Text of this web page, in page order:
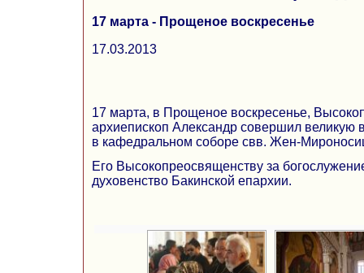
17 марта - Прощеное воскресенье
17.03.2013
17 марта, в Прощеное воскресенье,
архиепископ Александр совершил великую
в кафедральном соборе свв. Жен-
Его Высокопреосвященству за
духовенство Бакинской епархии.